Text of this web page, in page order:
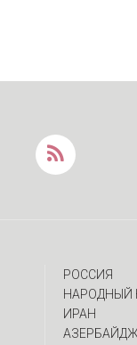
РОССИЯ
НАРОДНЫЙ
ИРАН